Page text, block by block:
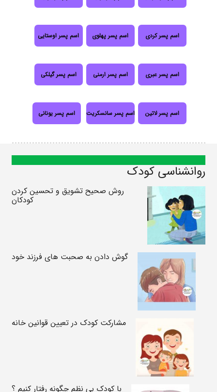
اسم پسر کردی اسم پسر پهلوی اسم پسر اوستایی
اسم پسر عبری اسم پسر ارمنی اسم پسر گیلکی
اسم پسر لاتین اسم پسر سانسکریت اسم پسر یونانی
روانشناسی کودک
روش صحیح تشویق و تحسین کردن
کودکان
گوش دادن به صحبت های فرزند خود
مشارکت کودک در تعیین قوانین خانه
با کودک بی نظم چگونه رفتار کنیم ؟